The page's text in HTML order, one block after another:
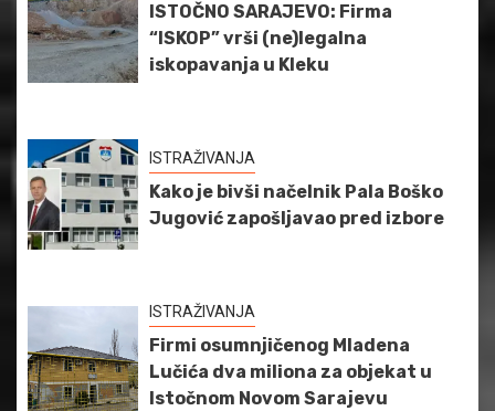
ISTOČNO SARAJEVO: Firma
“ISKOP” vrši (ne)legalna
iskopavanja u Kleku
ISTRAŽIVANJA
Kako je bivši načelnik Pala Boško
Jugović zapošljavao pred izbore
ISTRAŽIVANJA
Firmi osumnjičenog Mladena
Lučića dva miliona za objekat u
Istočnom Novom Sarajevu